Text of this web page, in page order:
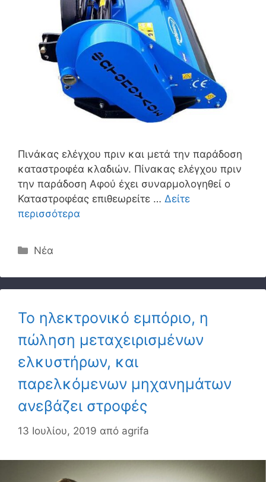
Πινάκας ελέγχου πριν και μετά την παράδοση
καταστροφέα κλαδιών. Πίνακας ελέγχου πριν
την παράδοση Αφού έχει συναρμολογηθεί ο
Καταστροφέας επιθεωρείτε … Δείτε
περισσότερα
Κατηγορίες
Νέα
Το ηλεκτρονικό εμπόριο, η
πώληση μεταχειρισμένων
ελκυστήρων, και
παρελκόμενων μηχανημάτων
ανεβάζει στροφές
13 Ιουλίου, 2019 από agrifa